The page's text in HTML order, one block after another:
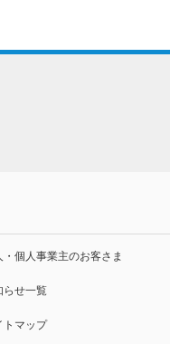
・個人事業主のお客さま
らせ一覧
トマップ